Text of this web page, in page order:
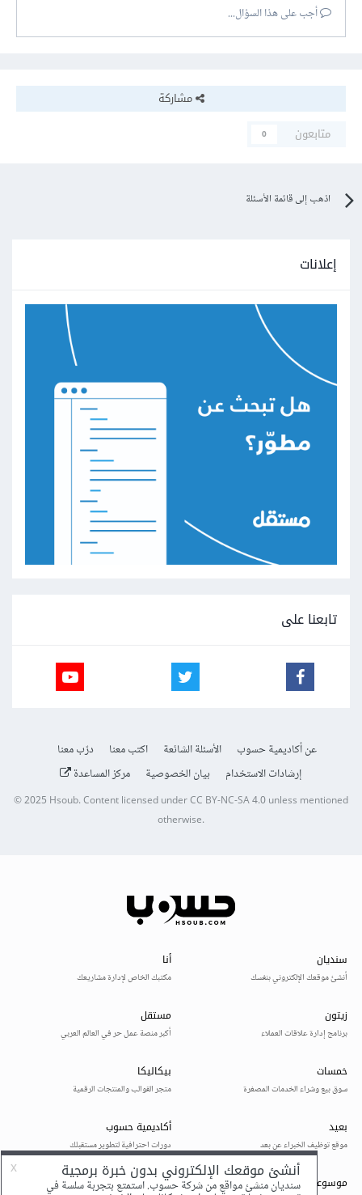
أجب على هذا السؤال...
مشاركة
متابعون
0
اذهب إلى قائمة الأسئلة
إعلانات
تابعنا على
عن أكاديمية حسوب الأسئلة الشائعة اكتب معنا
درّب معنا
إرشادات الاستخدام
بيان الخصوصية مركز المساعدة
© 2025Hsoub.Content licensed underCC BY-NC-SA 4.0unless mentioned
otherwise.